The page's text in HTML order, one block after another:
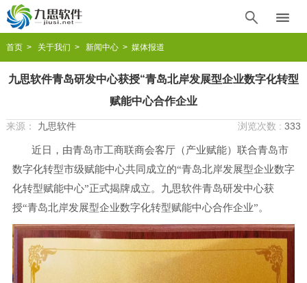
 
首页> 关于我们 > 新闻中心> 媒体报道
九思软件青岛研发中心获授“青岛北岸发展型企业数字化转型
赋能中心合作企业
来源： 九思软件 浏览次数 :333
近日，由青岛市工商联商会客厅（产业赋能）联合青岛市
数字化转型市级赋能中心共同成立的“青岛北岸发展型企业数字
化转型赋能中心”正式揭牌成立。九思软件青岛研发中心获
授“青岛北岸发展型企业数字化转型赋能中心合作企业”。